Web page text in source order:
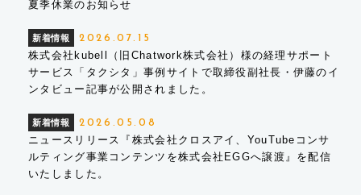
夏季休業のお知らせ
新着情報 2026.07.15
株式会社kubell（旧Chatwork株式会社）様の経理サポート
サービス「タクシタ」事例サイトで取締役副社長・伊藤のイ
ンタビュー記事が公開されました。
新着情報 2026.05.08
ニュースリリース『株式会社クロスアイ、YouTubeコンサ
ルティング事業コンテンツを株式会社EGGへ譲渡』を配信
いたしました。